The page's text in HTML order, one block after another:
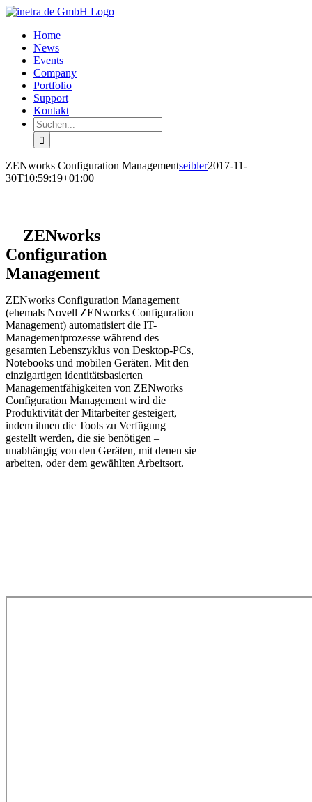
Zum
springenHome
News
Events
Company
Portfolio
Support
Kontakt
Suche
nach:
ZENworks Configuration Managementseibler2017-11-
30T10:59:19+01:00
ZENworks
Configuration
Management
ZENworks Configuration Management
(ehemals Novell ZENworks Configuration
Management) automatisiert die IT-
Managementprozesse während des
gesamten Lebenszyklus von Desktop-PCs,
Notebooks und mobilen Geräten. Mit den
einzigartigen identitätsbasierten
Managementfähigkeiten von ZENworks
Configuration Management wird die
Produktivität der Mitarbeiter gesteigert,
indem ihnen die Tools zu Verfügung
gestellt werden, die sie benötigen –
unabhängig von den Geräten, mit denen sie
arbeiten, oder dem gewählten Arbeitsort.